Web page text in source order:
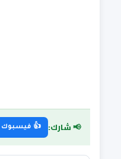
📢 شارك: 👍 فيسبوك